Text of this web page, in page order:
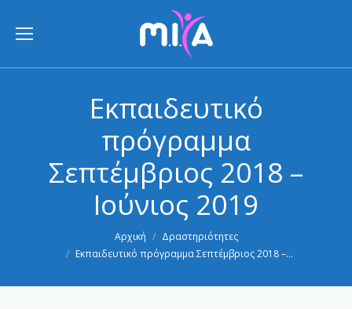
Εκπαιδευτικό
πρόγραμμα
Σεπτέμβριος 2018 –
Ιούνιος 2019
Αρχική
Δραστηριότητες
Εκπαιδευτικό πρόγραμμα Σεπτέμβριος 2018 –…